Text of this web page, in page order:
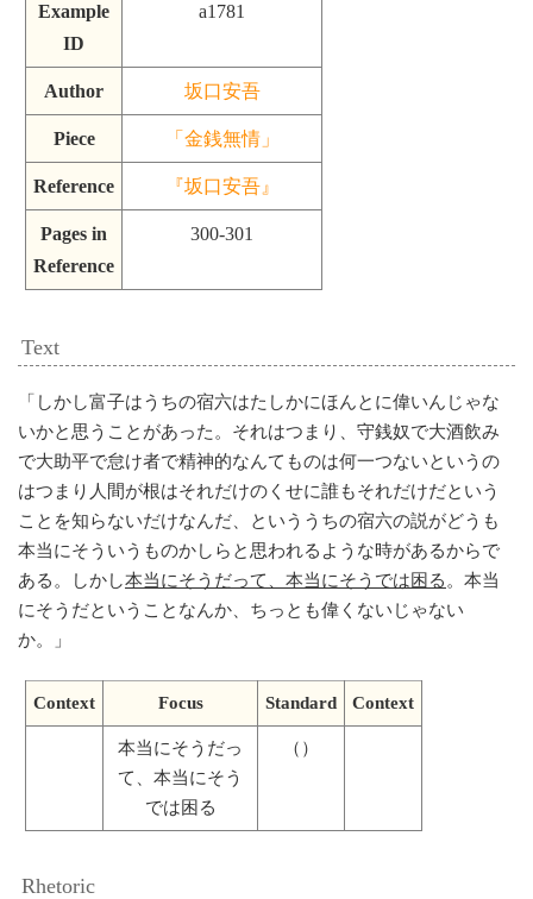
Example
ID
a1781
Author 坂口安吾
Piece 「金銭無情」
Reference 『坂口安吾』
Pages in
Reference
300-301
Text
「 しかし富子はうちの宿六はたしかにほんとに偉いんじゃな
いかと思うことがあった。それはつまり、守銭奴で大酒飲み
で大助平で怠け者で精神的なんてものは何一つないというの
はつまり人間が根はそれだけのくせに誰もそれだけだという
ことを知らないだけなんだ、といううちの宿六の説がどうも
本当にそういうものかしらと思われるような時があるからで
ある。しかし本当にそうだって、本当にそうでは困る 。本当
にそうだということなんか、ちっとも偉くないじゃない
か。
」
Context Focus Standard Context
本当にそうだっ
て、本当にそう
では困る
（）
Rhetoric